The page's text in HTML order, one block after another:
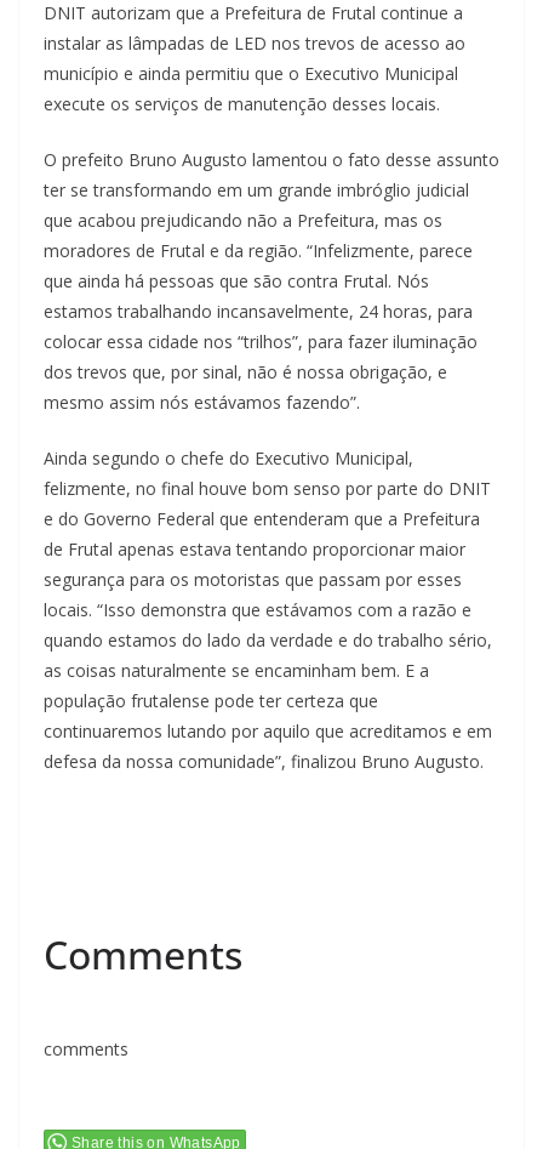
DNIT autorizam que a Prefeitura de Frutal continue a
instalar as lâmpadas de LED nos trevos de acesso ao
município e ainda permitiu que o Executivo Municipal
execute os serviços de manutenção desses locais.
O prefeito Bruno Augusto lamentou o fato desse assunto
ter se transformando em um grande imbróglio judicial
que acabou prejudicando não a Prefeitura, mas os
moradores de Frutal e da região. “Infelizmente, parece
que ainda há pessoas que são contra Frutal. Nós
estamos trabalhando incansavelmente, 24 horas, para
colocar essa cidade nos “trilhos”, para fazer iluminação
dos trevos que, por sinal, não é nossa obrigação, e
mesmo assim nós estávamos fazendo”.
Ainda segundo o chefe do Executivo Municipal,
felizmente, no final houve bom senso por parte do DNIT
e do Governo Federal que entenderam que a Prefeitura
de Frutal apenas estava tentando proporcionar maior
segurança para os motoristas que passam por esses
locais. “Isso demonstra que estávamos com a razão e
quando estamos do lado da verdade e do trabalho sério,
as coisas naturalmente se encaminham bem. E a
população frutalense pode ter certeza que
continuaremos lutando por aquilo que acreditamos e em
defesa da nossa comunidade”, finalizou Bruno Augusto.
Comments
comments
Share this on WhatsApp